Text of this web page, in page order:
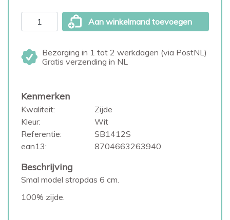
Aan winkelmand toevoegen
Bezorging in 1 tot 2 werkdagen (via PostNL)
Gratis verzending in NL
Kenmerken
Kwaliteit:
Zijde
Kleur:
Wit
Referentie:
SB1412S
ean13:
8704663263940
Beschrijving
Smal model stropdas 6 cm.
100% zijde.